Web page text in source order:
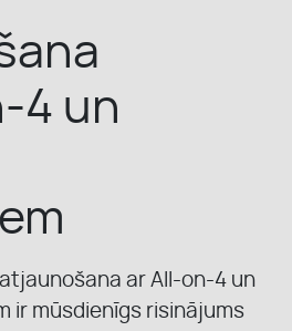
4 un
ar All-on-4 un
ir mūsdienīgs risinājums